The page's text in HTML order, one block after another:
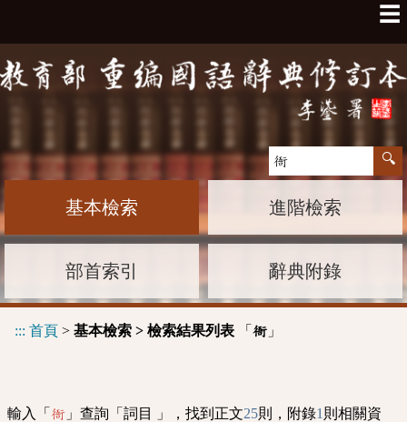
☰
基本檢索 進階檢索
部首索引 辭典附錄
::: 首頁 > 基本檢索 > 檢索結果列表 「 衙 」
輸入「 衙 」查詢「詞目 」，找到正文25則，附錄1 則相關資